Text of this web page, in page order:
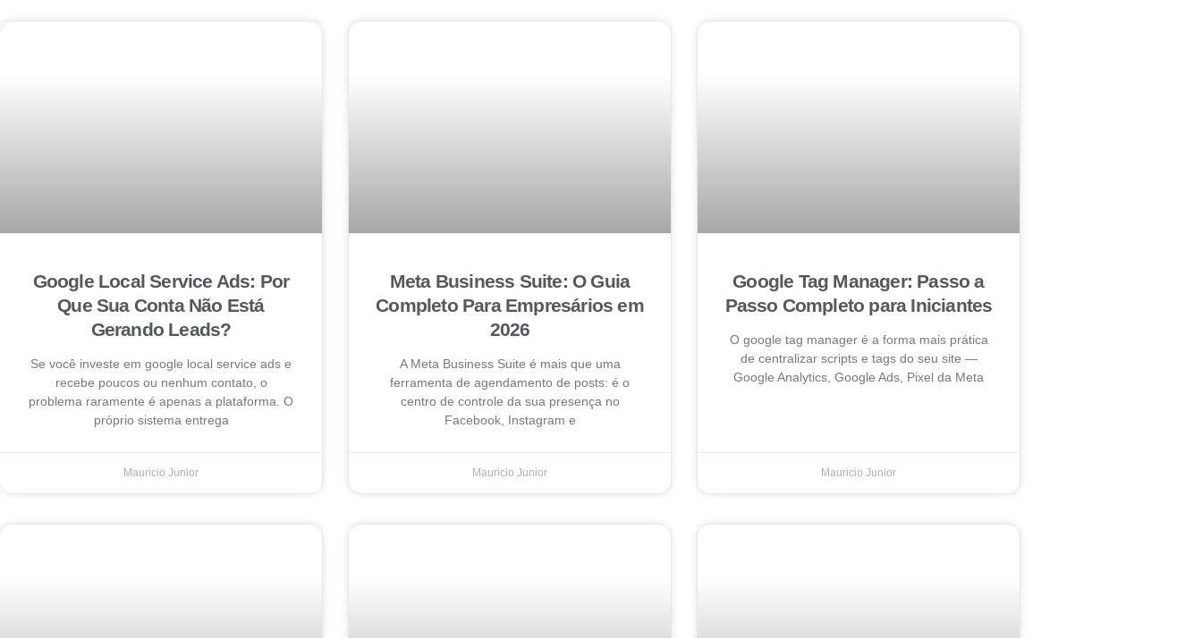
Google Local Service Ads: Por
Que Sua Conta Não Está
Gerando Leads?
Se você investe em google local service ads e
recebe poucos ou nenhum contato, o
problema raramente é apenas a plataforma. O
próprio sistema entrega
Mauricio Junior
Meta Business Suite: O Guia
Completo Para Empresários em
2026
A Meta Business Suite é mais que uma
ferramenta de agendamento de posts: é o
centro de controle da sua presença no
Facebook, Instagram e
Mauricio Junior
Google Tag Manager: Passo a
Passo Completo para Iniciantes
O google tag manager é a forma mais prática
de centralizar scripts e tags do seu site —
Google Analytics, Google Ads, Pixel da Meta
Mauricio Junior